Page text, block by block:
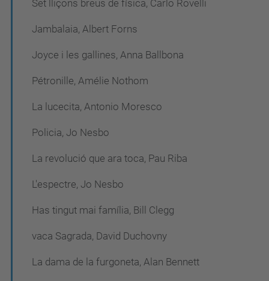
Set lliçons breus de física, Carlo Rovelli
Jambalaia, Albert Forns
Joyce i les gallines, Anna Ballbona
Pétronille, Amélie Nothom
La lucecita, Antonio Moresco
Policia, Jo Nesbo
La revolució que ara toca, Pau Riba
L'espectre, Jo Nesbo
Has tingut mai família, Bill Clegg
vaca Sagrada, David Duchovny
La dama de la furgoneta, Alan Bennett